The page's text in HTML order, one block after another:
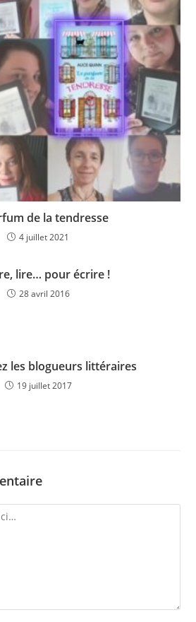
de la tendresse
4 juillet 2021
lire… pour écrire !
28 avril 2016
les blogueurs littéraires
19 juillet 2017